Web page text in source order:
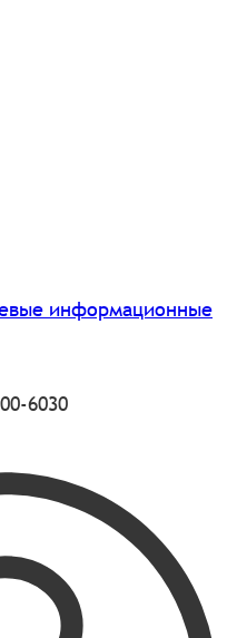
информационные
6030